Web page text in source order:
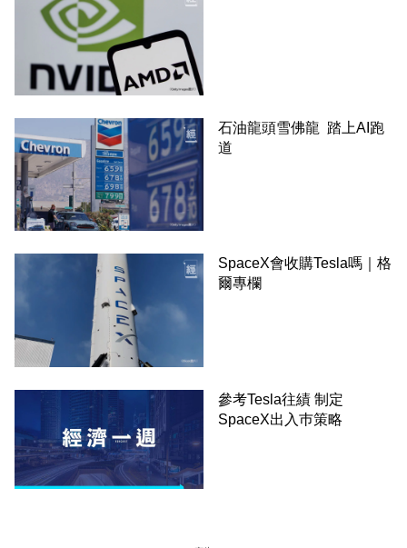
石油龍頭雪佛龍 踏上AI跑
道
SpaceX會收購Tesla嗎｜格
爾專欄
參考Tesla往績 制定
SpaceX出入巿策略